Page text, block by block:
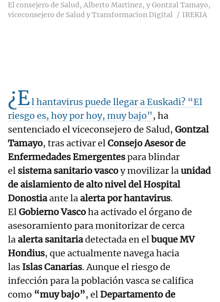
El consejero de Salud, Alberto Martinez, y Gontzal Tamayo,
viceconsejero de Salud y Transformacion Digital
IREKIA
¿El hantavirus puede llegar a Euskadi? “El
riesgo es, hoy por hoy, muy bajo”, ha
sentenciado el viceconsejero de Salud, Gontzal
Tamayo, tras activar elConsejo Asesor de
Enfermedades Emergentespara blindar
el sistema sanitario vascoy movilizar launidad
de aislamiento de alto nivel del Hospital
Donostiaante laalerta por hantavirus.
ElGobierno Vascoha activado el órgano de
asesoramiento para monitorizar de cerca
laalerta sanitariadetectada en elbuque MV
Hondius, que actualmente navega hacia
las Islas Canarias. Aunque el riesgo de
infección para la población vasca se califica
como “muy bajo”, elDepartamento de